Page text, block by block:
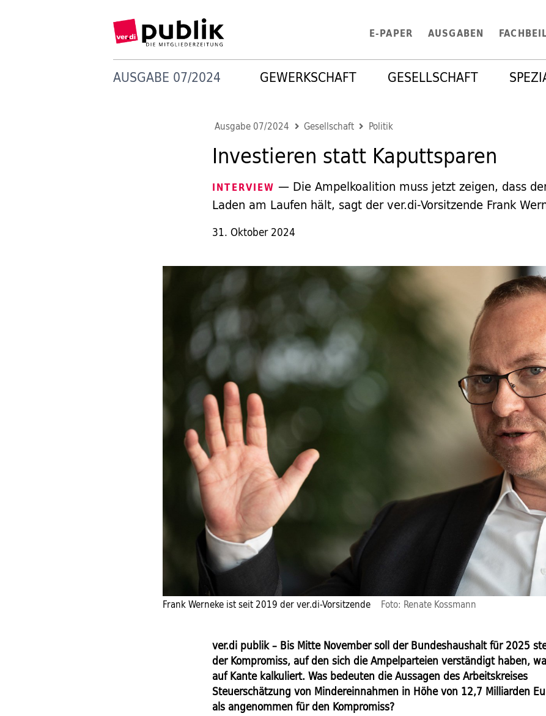
E-PAPER AUSGABEN
AUSGABE 07/2024 GEWERKSCHAFT GESELLSCHAFT
Ausgabe 07/2024 Gesellschaft Politik
Investieren statt Kaputtsparen
INTERVIEW — Die Ampelkoalition muss jetzt zeigen, dass
Laden am Laufen hält, sagt der ver.di-Vorsitzende Frank
31. Oktober 2024
Frank Werneke ist seit 2019 der ver.di-Vorsitzende Foto: Renate Kossmann
ver.di publik – Bis Mitte November soll der Bundeshaushalt für 2025
der Kompromiss, auf den sich die Ampelparteien verständigt haben,
auf Kante kalkuliert. Was bedeuten die Aussagen des Arbeitskreises
Steuerschätzung von Mindereinnahmen in Höhe von 12,7 Milliarden
als angenommen für den Kompromiss?